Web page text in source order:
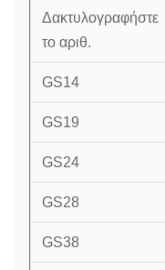
Δακτυλογραφήστε
το αριθ.
GS14
GS19
GS24
GS28
GS38